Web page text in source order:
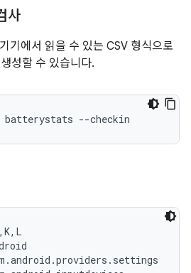
사
기에서 읽을 수 있는 CSV 형식으로
성할 수 있습니다.